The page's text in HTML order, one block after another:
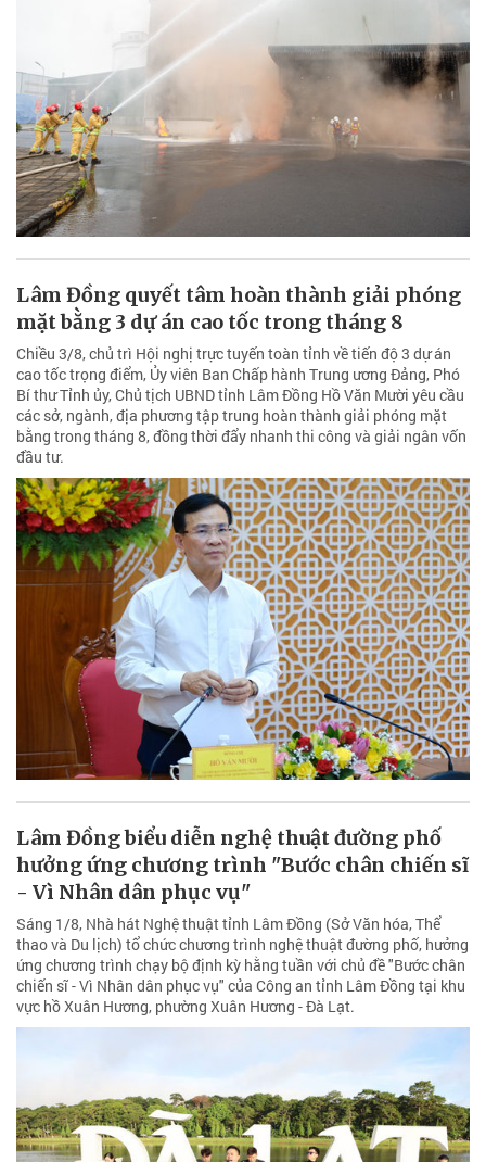
Lâm Đồng quyết tâm hoàn thành giải phóng
mặt bằng 3 dự án cao tốc trong tháng 8
Chiều 3/8, chủ trì Hội nghị trực tuyến toàn tỉnh về tiến độ 3 dự án
cao tốc trọng điểm, Ủy viên Ban Chấp hành Trung ương Đảng, Phó
Bí thư Tỉnh ủy, Chủ tịch UBND tỉnh Lâm Đồng Hồ Văn Mười yêu cầu
các sở, ngành, địa phương tập trung hoàn thành giải phóng mặt
bằng trong tháng 8, đồng thời đẩy nhanh thi công và giải ngân vốn
đầu tư.
Lâm Đồng biểu diễn nghệ thuật đường phố
hưởng ứng chương trình "Bước chân chiến sĩ
- Vì Nhân dân phục vụ"
Sáng 1/8, Nhà hát Nghệ thuật tỉnh Lâm Đồng (Sở Văn hóa, Thể
thao và Du lịch) tổ chức chương trình nghệ thuật đường phố, hưởng
ứng chương trình chạy bộ định kỳ hằng tuần với chủ đề "Bước chân
chiến sĩ - Vì Nhân dân phục vụ" của Công an tỉnh Lâm Đồng tại khu
vực hồ Xuân Hương, phường Xuân Hương - Đà Lạt.